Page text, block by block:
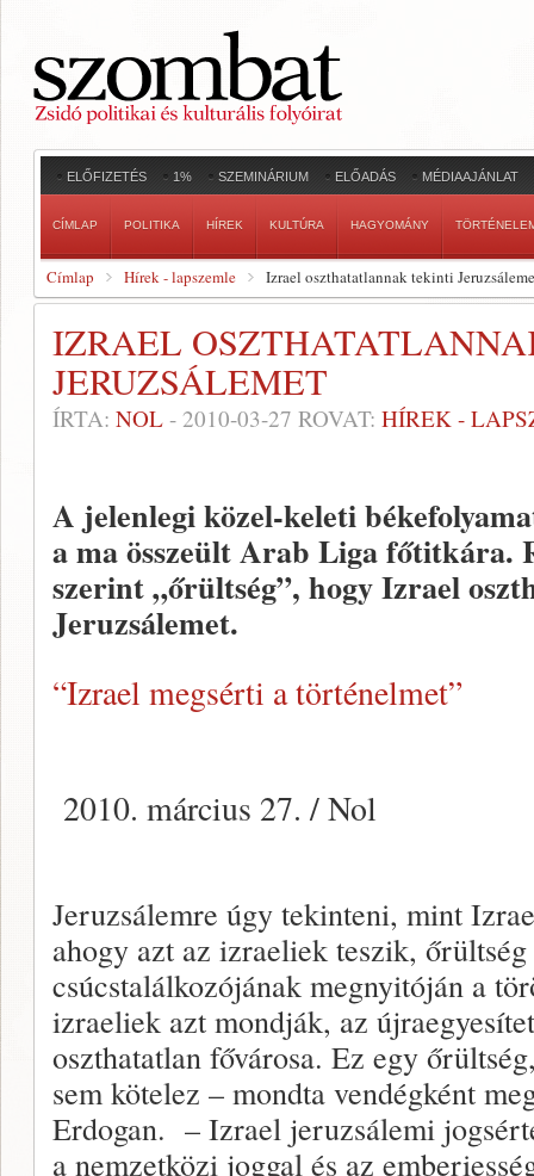
ELŐFIZETÉS 1% SZEMINÁRIUM ELŐADÁS MÉDIAAJÁNLAT
CÍMLAP POLITIKA HÍREK KULTÚRA HAGYOMÁNY
Címlap Hírek - lapszemle Izrael oszthatatlannak tekinti
IZRAEL
JERUZSÁLEMET
ÍRTA: NOL - 2010-03-27 ROVAT: HÍREK -
A jelenlegi közel-keleti
a ma összeült Arab Liga főtitkára.
szerint „őrültség”, hogy Izrael
Jeruzsálemet.
“Izrael megsérti a történelmet”
2010. március 27. / Nol
Jeruzsálemre úgy tekinteni, mint
ahogy azt az izraeliek teszik,
csúcstalálkozójának megnyitóján a
izraeliek azt mondják, az
oszthatatlan fővárosa. Ez egy
sem kötelez – mondta vendégként
Erdogan. – Izrael jeruzsálemi
a nemzetközi joggal és az